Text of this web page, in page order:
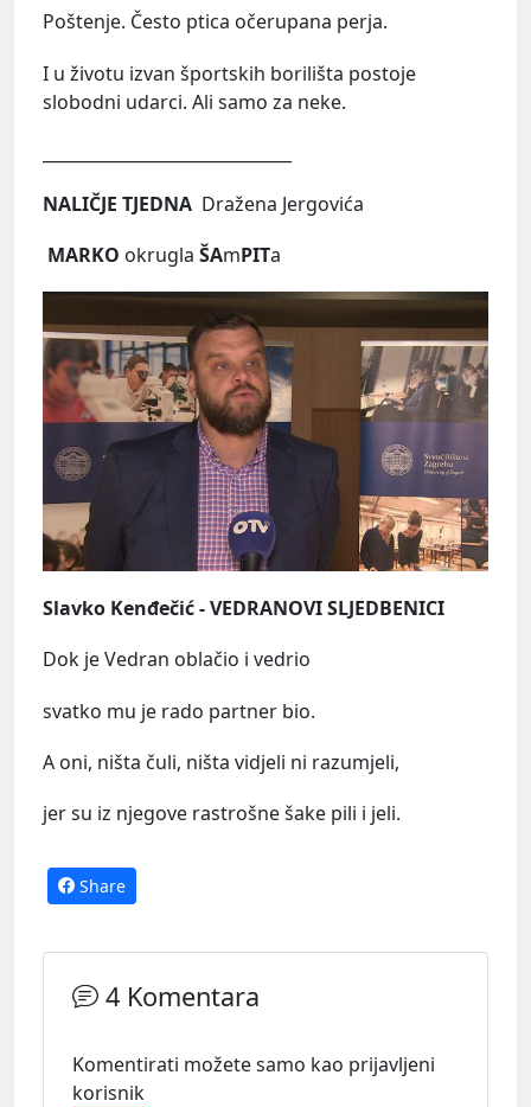
Poštenje. Često ptica očerupana perja.
I u životu izvan športskih borilišta postoje
slobodni udarci. Ali samo za neke.
NALIČJE TJEDNA Dražena Jergovića
MARKO okrugla ŠAmPITa
Slavko Kenđečić - VEDRANOVI SLJEDBENICI
Dok je Vedran oblačio i vedrio
svatko mu je rado partner bio.
A oni, ništa čuli, ništa vidjeli ni razumjeli,
jer su iz njegove rastrošne šake pili i jeli.
Share
4 Komentara
Komentirati možete samo kao prijavljeni
korisnik